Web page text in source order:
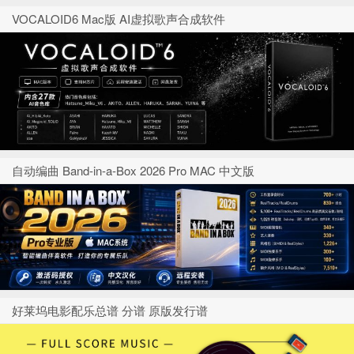
VOCALOID6 Mac版 AI虚拟歌声合成软件
自动编曲 Band-in-a-Box 2026 Pro MAC 中文版
好莱坞电影配乐总谱 分谱 原版发行谱